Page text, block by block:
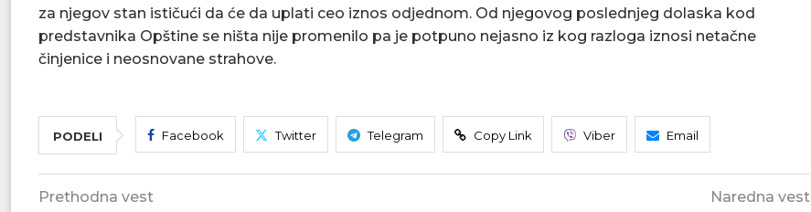
za njegov stan ističući da će da uplati ceo iznos odjednom. Od njegovog poslednjeg dolaska kod
predstavnika Opštine se ništa nije promenilo pa je potpuno nejasno iz kog razloga iznosi netačne
činjenice i neosnovane strahove.
PODELI Facebook Twitter Telegram Copy Link Viber Email
Prethodna vest Naredna vest